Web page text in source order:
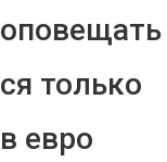
оповещать
ся только
в евро